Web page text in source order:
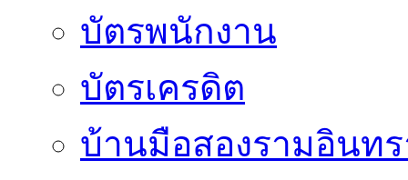
บัตรพนักงาน
บัตรเครดิต
บ้านมือสองรามอินท